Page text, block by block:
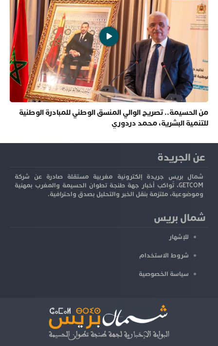
من الحسيمة.. تصريح الوالي المنسق الوطني للمبادرة الوطنية
للتنمية البشرية، محمد دردوري
عن الجريدة
شمال بريس جريدة إلكترونية مغربية مستقلة صادرة عن شركة
GETCOM، تُواكب أخبار جهة طنجة تطوان الحسيمة والمغرب بمهنية
وموضوعية، ملتزمة بنقل الخبر والتحليل بصدق واحترافية.
شمال بريس
للإشهار
شروط الاستخدام
سياسة الخصوصية